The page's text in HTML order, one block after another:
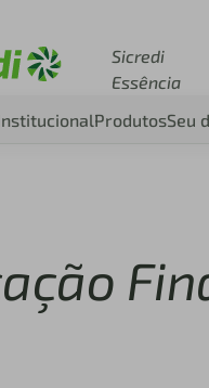
Sicredi
Essência
ProdutosSeu